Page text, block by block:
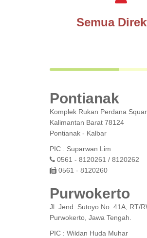
Semua
Pontianak
Komplek Rukan Perdana
Kalimantan Barat 78124
Pontianak - Kalbar
PIC : Suparwan Lim
0561 - 8120261 / 8120262
0561 - 8120260
Purwokerto
Jl. Jend. Sutoyo No. 41A, RT/
Purwokerto, Jawa Tengah.
PIC : Wildan Huda Muhar